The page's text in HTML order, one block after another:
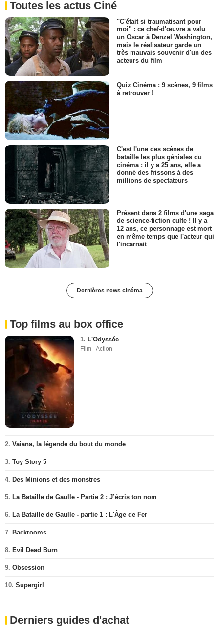
Toutes les actus Ciné
"C'était si traumatisant pour
moi" : ce chef-d'œuvre a valu
un Oscar à Denzel Washington,
mais le réalisateur garde un
très mauvais souvenir d'un des
acteurs du film
Quiz Cinéma : 9 scènes, 9 films
à retrouver !
C'est l'une des scènes de
bataille les plus géniales du
cinéma : il y a 25 ans, elle a
donné des frissons à des
millions de spectateurs
Présent dans 2 films d'une saga
de science-fiction culte ! Il y a
12 ans, ce personnage est mort
en même temps que l'acteur qui
l'incarnait
Dernières news cinéma
Top films au box office
1. L'Odyssée
Film - Action
2. Vaiana, la légende du bout du monde
3. Toy Story 5
4. Des Minions et des monstres
5. La Bataille de Gaulle - Partie 2 : J’écris ton nom
6. La Bataille de Gaulle - partie 1 : L'Âge de Fer
7. Backrooms
8. Evil Dead Burn
9. Obsession
10. Supergirl
Derniers guides d'achat